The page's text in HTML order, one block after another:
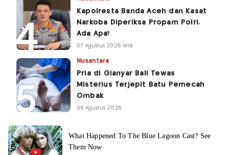
Kapolresta Banda Aceh dan Kasat
Narkoba Diperiksa Propam Polri,
Ada Apa?
07 Agustus 2026 WIB
Nusantara
Pria di Gianyar Bali Tewas
Misterius Terjepit Batu Pemecah
Ombak
06 Agustus 2026